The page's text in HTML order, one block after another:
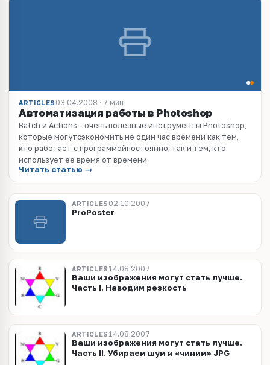
ARTICLES 03.04.2008 · 7 мин
Автоматизация работы в Photoshop
Batch и Actions - очень полезные инструменты Photoshop,
которые могутсэкономить не один час времени как тем,
кто работает с программойпостоянно, так и тем, кто
использует ее время от времени
Читать статью →
ARTICLES 02.10.2007
ProPoster
ARTICLES 14.08.2007
Ваши изображения могут стать лучше.
Часть I. Наводим резкость
ARTICLES 14.08.2007
Ваши изображения могут стать лучше.
Часть II. Убираем шум и «чиним» JPG